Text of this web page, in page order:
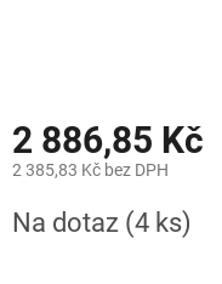
2 886,85 Kč
2 385,83 Kč bez DPH
cena:
Na dotaz (4 ks)